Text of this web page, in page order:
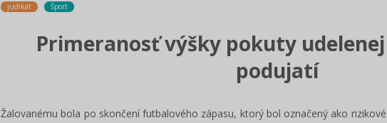
judikát Šport
Primeranosť výšky pokuty
podujatí
Žalovanému bola po skončení futbalového zápasu, ktorý bol označený ako